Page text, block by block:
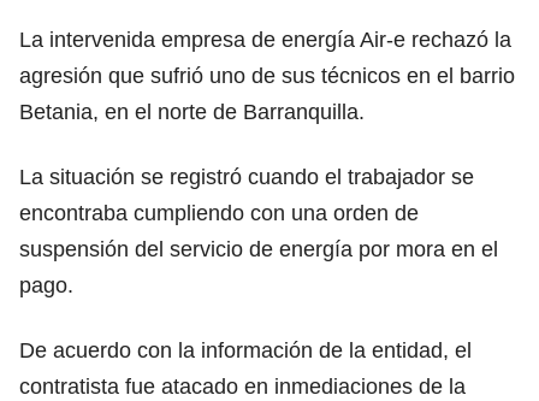
La intervenida empresa de energía Air-e rechazó la
agresión que sufrió uno de sus técnicos en el barrio
Betania, en el norte de Barranquilla.
La situación se registró cuando el trabajador se
encontraba cumpliendo con una orden de
suspensión del servicio de energía por mora en el
pago.
De acuerdo con la información de la entidad, el
contratista fue atacado en inmediaciones de la